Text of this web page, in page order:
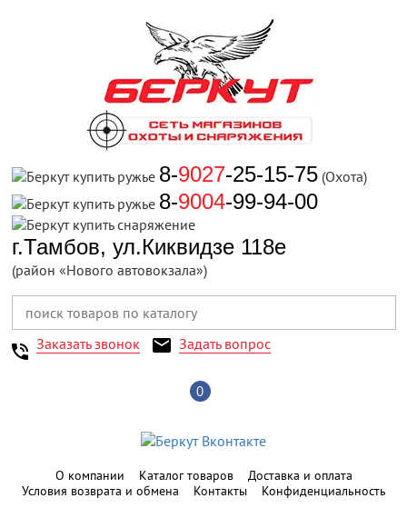
8-9027-25-15-75 (Охота)
8-9004-99-94-00
г.Тамбов, ул.Киквидзе 118е
(район «Нового автовокзала»)
Заказать звонок Задать вопрос
0
О компании Каталог товаров
Доставка и оплата
Условия возврата и обмена
Контакты Конфиденциальность